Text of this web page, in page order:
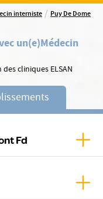
interniste / Puy De Dome
un(e)Médecin
cliniques ELSAN
Fd